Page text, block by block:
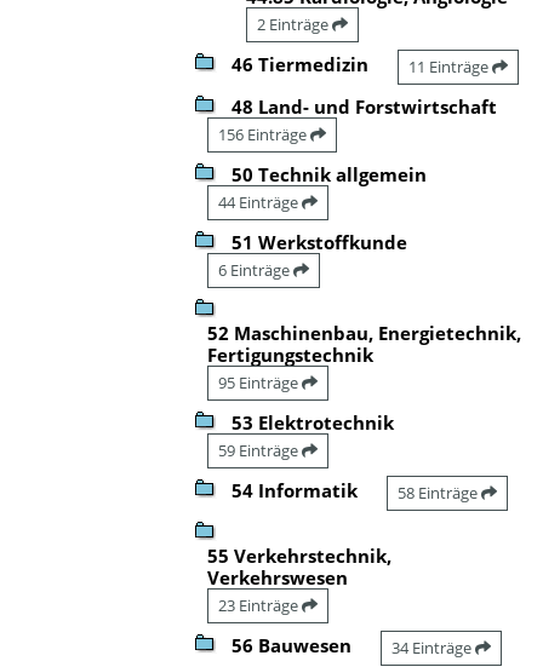
2 Einträge
46 Tiermedizin 11 Einträge
48 Land- und Forstwirtschaft
156 Einträge
50 Technik allgemein
44 Einträge
51 Werkstoffkunde
6 Einträge
52 Maschinenbau, Energietechnik,
Fertigungstechnik
95 Einträge
53 Elektrotechnik
59 Einträge
54 Informatik 58 Einträge
55 Verkehrstechnik,
Verkehrswesen
23 Einträge
56 Bauwesen 34 Einträge